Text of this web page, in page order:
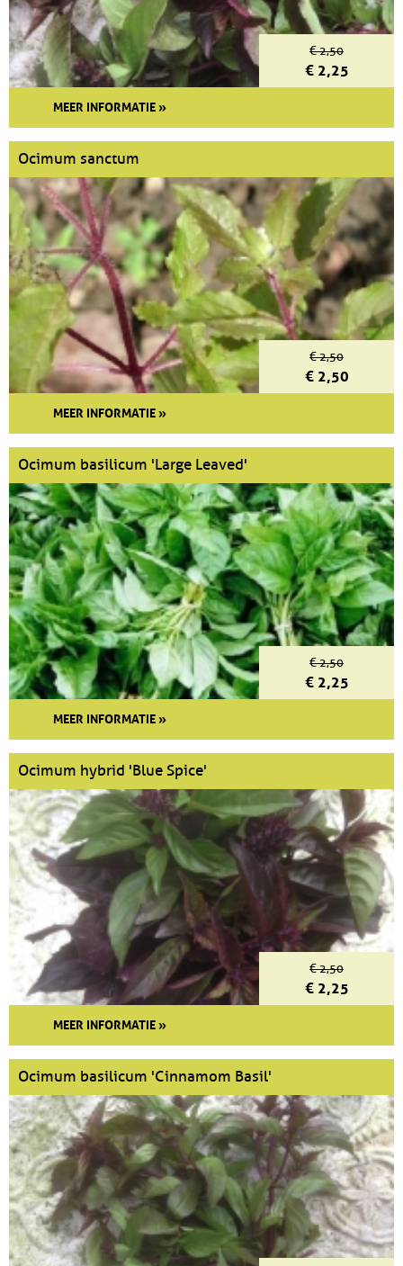
€ 2,50
€ 2,25
MEER INFORMATIE »
Ocimum sanctum
€ 2,50
€ 2,50
MEER INFORMATIE »
Ocimum basilicum 'Large Leaved'
€ 2,50
€ 2,25
MEER INFORMATIE »
Ocimum hybrid 'Blue Spice'
€ 2,50
€ 2,25
MEER INFORMATIE »
Ocimum basilicum 'Cinnamom Basil'